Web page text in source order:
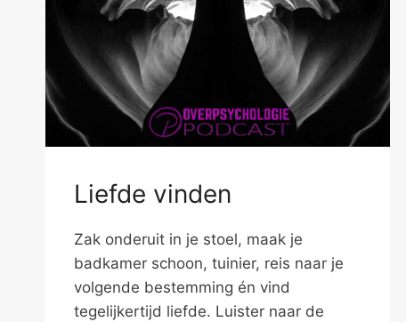
Liefde vinden
Zak onderuit in je stoel, maak je
badkamer schoon, tuinier, reis naar je
volgende bestemming én vind
tegelijkertijd liefde. Luister naar de